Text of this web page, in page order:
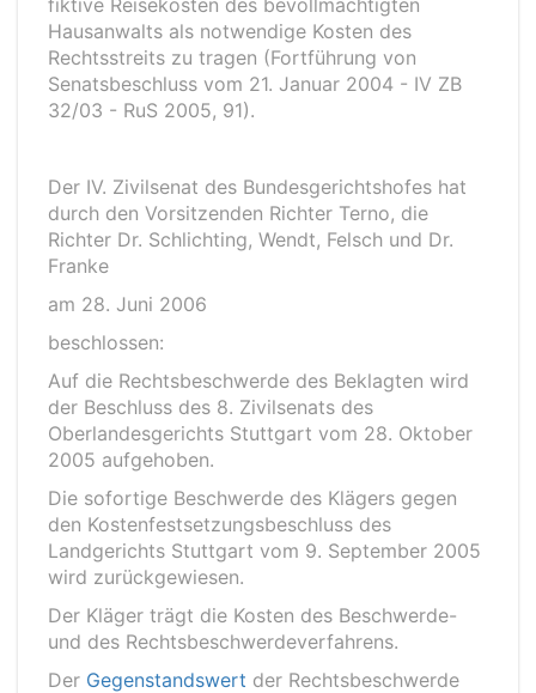
fiktive Reisekosten des bevollmächtigten
Hausanwalts als notwendige Kosten des
Rechtsstreits zu tragen (Fortführung von
Senatsbeschluss vom 21. Januar 2004 - IV ZB
32/03 - RuS 2005, 91).
Der IV. Zivilsenat des Bundesgerichtshofes hat
durch den Vorsitzenden Richter Terno, die
Richter Dr. Schlichting, Wendt, Felsch und Dr.
Franke
am 28. Juni 2006
beschlossen:
Auf die Rechtsbeschwerde des Beklagten wird
der Beschluss des 8. Zivilsenats des
Oberlandesgerichts Stuttgart vom 28. Oktober
2005 aufgehoben.
Die sofortige Beschwerde des Klägers gegen
den Kostenfestsetzungsbeschluss des
Landgerichts Stuttgart vom 9. September 2005
wird zurückgewiesen.
Der Kläger trägt die Kosten des Beschwerde-
und des Rechtsbeschwerdeverfahrens.
Der Gegenstandswert der Rechtsbeschwerde